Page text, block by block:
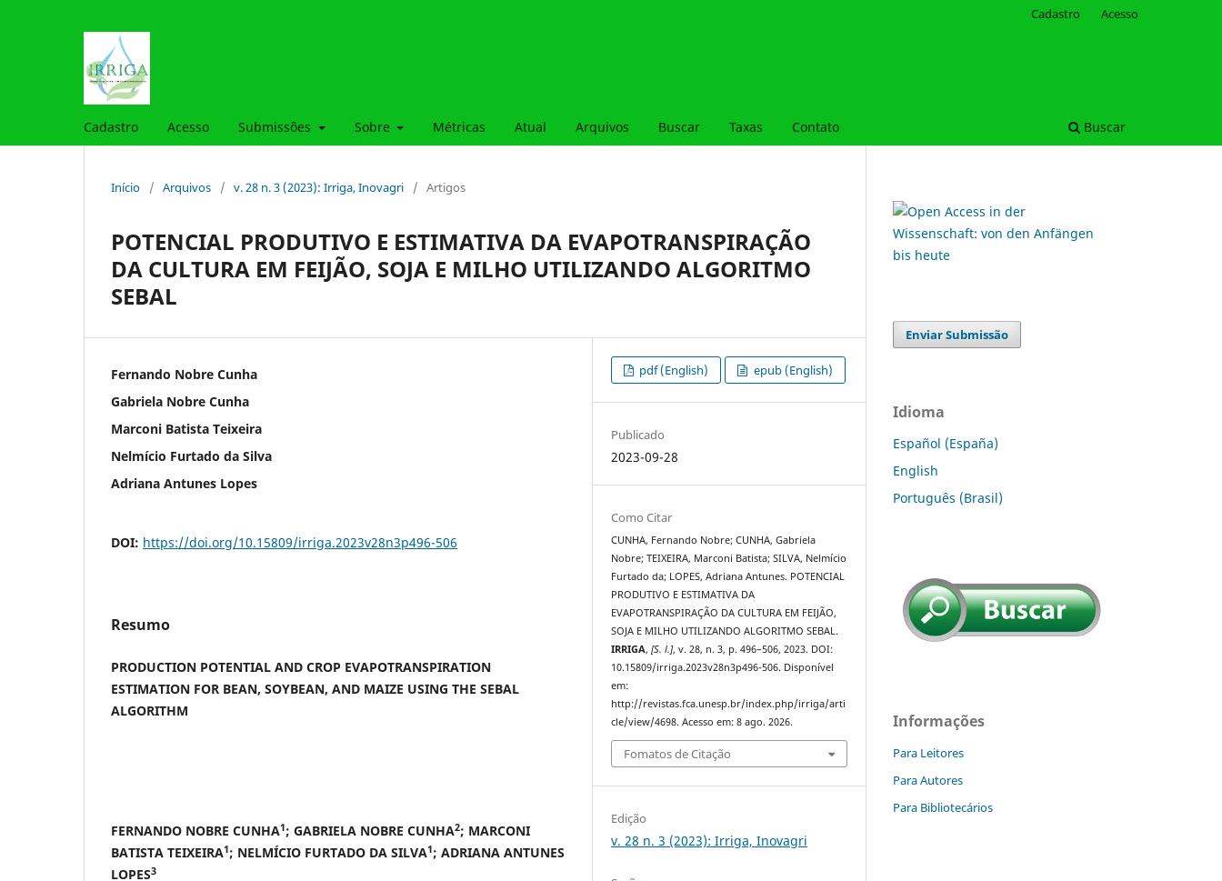
Cadastro Acesso Submissões Sobre Métricas Atual Arquivos Buscar Taxas Contato Buscar
Cadastro Acesso
Início / Arquivos / v. 28 n. 3 (2023): Irriga, Inovagri / Artigos
POTENCIAL PRODUTIVO E ESTIMATIVA DA EVAPOTRANSPIRAÇÃO
DA CULTURA EM FEIJÃO, SOJA E MILHO UTILIZANDO ALGORITMO
SEBAL
Fernando Nobre Cunha
Gabriela Nobre Cunha
Marconi Batista Teixeira
Nelmício Furtado da Silva
Adriana Antunes Lopes
DOI: https://doi.org/10.15809/irriga.2023v28n3p496-506
Resumo
PRODUCTION POTENTIAL AND CROP EVAPOTRANSPIRATION
ESTIMATION FOR BEAN, SOYBEAN, AND MAIZE USING THE SEBAL
ALGORITHM
FERNANDO NOBRE CUNHA1; GABRIELA NOBRE CUNHA2; MARCONI
BATISTA TEIXEIRA1; NELMÍCIO FURTADO DA SILVA1; ADRIANA ANTUNES
LOPES3
pdf (English) epub (English)
Publicado
2023-09-28
Como Citar
CUNHA, Fernando Nobre; CUNHA, Gabriela
Nobre; TEIXEIRA, Marconi Batista; SILVA, Nelmício
Furtado da; LOPES, Adriana Antunes. POTENCIAL
PRODUTIVO E ESTIMATIVA DA
EVAPOTRANSPIRAÇÃO DA CULTURA EM FEIJÃO,
SOJA E MILHO UTILIZANDO ALGORITMO SEBAL.
IRRIGA,[S. l.], v. 28, n. 3, p. 496–506, 2023. DOI:
10.15809/irriga.2023v28n3p496-506. Disponível
em:
http://revistas.fca.unesp.br/index.php/irriga/arti
cle/view/4698. Acesso em: 8 ago. 2026.
Fomatos de Citação
Edição
v. 28 n. 3 (2023): Irriga, Inovagri
Enviar Submissão
Idioma
Español (España)
English
Português (Brasil)
Informações
Para Leitores
Para Autores
Para Bibliotecários